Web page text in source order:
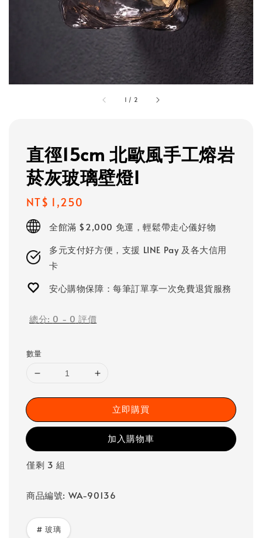
1 / 2
直徑15cm 北歐風手工熔岩
菸灰玻璃壁燈I
Regular
price
NT$ 1,250
全館滿 $2,000 免運，輕鬆帶走心儀好物
多元支付好方便，支援 LINE Pay 及各大信用
卡
安心購物保障：每筆訂單享一次免費退貨服務
總分: 0 - 0 評價
數量
立即購買
加入購物車
僅剩 3 組
商品編號: WA-90136
# 玻璃